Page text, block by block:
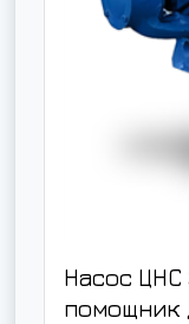
Насос
помощник